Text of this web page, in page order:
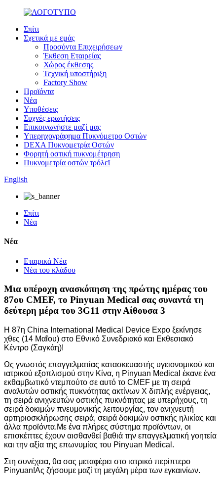
Σπίτι
Σχετικά με εμάς
Προσόντα Επιχειρήσεων
Έκθεση Εταιρείας
Χώρος έκθεσης
Τεχνική υποστήριξη
Factory Show
Προϊόντα
Νέα
Υποθέσεις
Συχνές ερωτήσεις
Επικοινωνήστε μαζί μας
Υπερηχογράφημα Πυκνόμετρο Οστών
DEXA Πυκνομετρία Οστών
Φορητή οστική πυκνομέτρηση
Πυκνομετρία οστών τρόλεϊ
English
Σπίτι
Νέα
Νέα
Εταιρικά Νέα
Νέα του κλάδου
Μια υπέροχη ανασκόπηση της πρώτης ημέρας του
87ου CMEF, το Pinyuan Medical σας συναντά τη
δεύτερη μέρα του 3G11 στην Αίθουσα 3
Η 87η China International Medical Device Expo ξεκίνησε
χθες (14 Μαΐου) στο Εθνικό Συνεδριακό και Εκθεσιακό
Κέντρο (Σαγκάη)!
Ως γνωστός επαγγελματίας κατασκευαστής υγειονομικού και
ιατρικού εξοπλισμού στην Κίνα, η Pinyuan Medical έκανε ένα
εκθαμβωτικό ντεμπούτο σε αυτό το CMEF με τη σειρά
αναλυτών οστικής πυκνότητας ακτίνων Χ διπλής ενέργειας,
τη σειρά ανιχνευτών οστικής πυκνότητας με υπερήχους, τη
σειρά δοκιμών πνευμονικής λειτουργίας, τον ανιχνευτή
αρτηριοσκλήρωσης σειρά, σειρά δοκιμών οστικής ηλικίας και
άλλα προϊόντα.Με ένα πλήρες σύστημα προϊόντων, οι
επισκέπτες έχουν αισθανθεί βαθιά την επαγγελματική γοητεία
και την αξία της επωνυμίας του Pinyuan Medical.
Στη συνέχεια, θα σας μεταφέρει στο ιατρικό περίπτερο
Pinyuan!Ας ζήσουμε μαζί τη μεγάλη μέρα των εγκαινίων.